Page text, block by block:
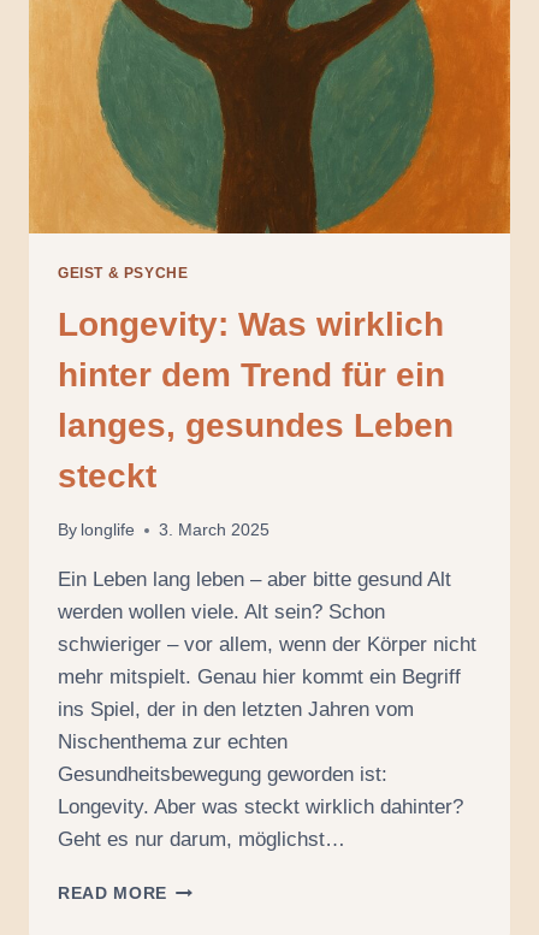
GEIST & PSYCHE
Longevity: Was wirklich
hinter dem Trend für ein
langes, gesundes Leben
steckt
By longlife 3. March 2025
Ein Leben lang leben – aber bitte gesund Alt
werden wollen viele. Alt sein? Schon
schwieriger – vor allem, wenn der Körper nicht
mehr mitspielt. Genau hier kommt ein Begriff
ins Spiel, der in den letzten Jahren vom
Nischenthema zur echten
Gesundheitsbewegung geworden ist:
Longevity. Aber was steckt wirklich dahinter?
Geht es nur darum, möglichst…
READ MORE LONGEVITY: